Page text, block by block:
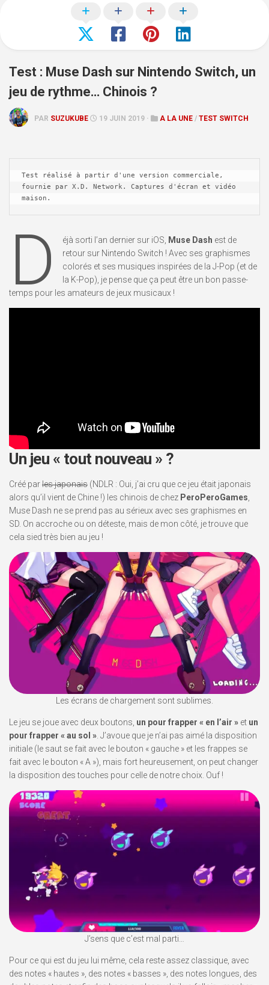
Test : Muse Dash sur Nintendo Switch, un
jeu de rythme… Chinois ?
PAR SUZUKUBE 19 JUIN 2019 · A LA UNE / TEST SWITCH
Test réalisé à partir d'une version commerciale,
fournie par X.D. Network. Captures d'écran et vidéo
maison.
D éjà sorti l’an dernier sur iOS, Muse Dash est de
retour sur Nintendo Switch ! Avec ses graphismes
colorés et ses musiques inspirées de la J-Pop (et de
la K-Pop), je pense que ça peut être un bon passe-
temps pour les amateurs de jeux musicaux !
Un jeu « tout nouveau » ?
Créé parles japonais (NDLR : Oui, j’ai cru que ce jeu était japonais
alors qu’il vient de Chine !) les chinois de chez PeroPeroGames,
Muse Dash ne se prend pas au sérieux avec ses graphismes en
SD. On accroche ou on déteste, mais de mon côté, je trouve que
cela sied très bien au jeu !
Les écrans de chargement sont sublimes.
Le jeu se joue avec deux boutons, un pour frapper « en l’air » et un
pour frapper « au sol ». J’avoue que je n’ai pas aimé la disposition
initiale (le saut se fait avec le bouton « gauche » et les frappes se
fait avec le bouton « A »), mais fort heureusement, on peut changer
la disposition des touches pour celle de notre choix. Ouf !
J’sens que c’est mal parti…
Pour ce qui est du jeu lui même, cela reste assez classique, avec
des notes « hautes », des notes « basses », des notes longues, des